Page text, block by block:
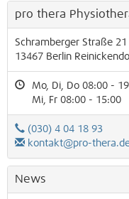
pro thera
Schramberger Straße 21
13467 Berlin
Mo, Di, Do 08:00 -
Mi, Fr 08:00 - 15:00
(030) 4 04 18 93
kontakt@pro-
News